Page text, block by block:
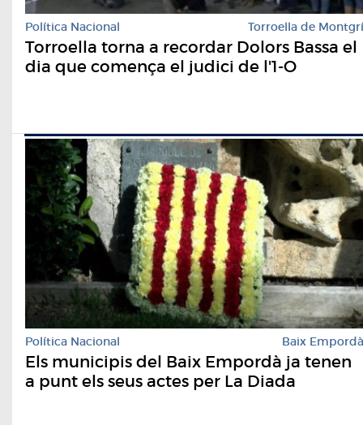
Política Nacional Torroella de Montgrí
Torroella torna a recordar Dolors Bassa el
dia que comença el judici de l'1-O
Política Nacional Baix Empordà
Els municipis del Baix Empordà ja tenen
a punt els seus actes per La Diada